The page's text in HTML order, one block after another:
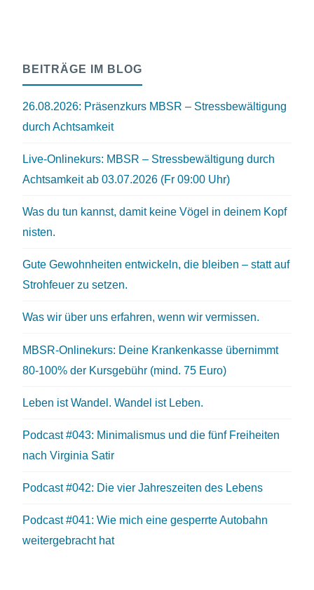
BEITRÄGE IM BLOG
26.08.2026: Präsenzkurs MBSR – Stressbewältigung
durch Achtsamkeit
Live-Onlinekurs: MBSR – Stressbewältigung durch
Achtsamkeit ab 03.07.2026 (Fr 09:00 Uhr)
Was du tun kannst, damit keine Vögel in deinem Kopf
nisten.
Gute Gewohnheiten entwickeln, die bleiben – statt auf
Strohfeuer zu setzen.
Was wir über uns erfahren, wenn wir vermissen.
MBSR-Onlinekurs: Deine Krankenkasse übernimmt
80-100% der Kursgebühr (mind. 75 Euro)
Leben ist Wandel. Wandel ist Leben.
Podcast #043: Minimalismus und die fünf Freiheiten
nach Virginia Satir
Podcast #042: Die vier Jahreszeiten des Lebens
Podcast #041: Wie mich eine gesperrte Autobahn
weitergebracht hat